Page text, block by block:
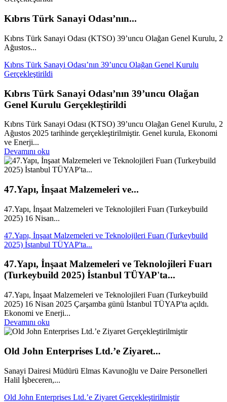
Kıbrıs Türk Sanayi Odası’nın...
Kıbrıs Türk Sanayi Odası (KTSO) 39’uncu Olağan Genel Kurulu, 2
Ağustos...
Kıbrıs Türk Sanayi Odası’nın 39’uncu Olağan Genel Kurulu
Gerçekleştirildi
Kıbrıs Türk Sanayi Odası’nın 39’uncu Olağan
Genel Kurulu Gerçekleştirildi
Kıbrıs Türk Sanayi Odası (KTSO) 39’uncu Olağan Genel Kurulu, 2
Ağustos 2025 tarihinde gerçekleştirilmiştir. Genel kurula, Ekonomi
ve Enerji...
Devamını oku
47.Yapı, İnşaat Malzemeleri ve...
47.Yapı, İnşaat Malzemeleri ve Teknolojileri Fuarı (Turkeybuild
2025) 16 Nisan...
47.Yapı, İnşaat Malzemeleri ve Teknolojileri Fuarı (Turkeybuild
2025) İstanbul TÜYAP'ta...
47.Yapı, İnşaat Malzemeleri ve Teknolojileri Fuarı
(Turkeybuild 2025) İstanbul TÜYAP'ta...
47.Yapı, İnşaat Malzemeleri ve Teknolojileri Fuarı (Turkeybuild
2025) 16 Nisan 2025 Çarşamba günü İstanbul TÜYAP'ta açıldı.
Ekonomi ve Enerji...
Devamını oku
Old John Enterprises Ltd.’e Ziyaret...
Sanayi Dairesi Müdürü Elmas Kavunoğlu ve Daire Personelleri
Halil İşbeceren,...
Old John Enterprises Ltd.’e Ziyaret Gerçekleştirilmiştir